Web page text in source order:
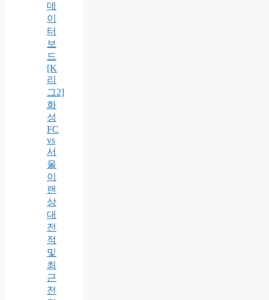
데
이
터
보
드
[K
리
그2]
화
성
FC
vs
서
울
이
랜
상
대
전
적
및
최
근
전